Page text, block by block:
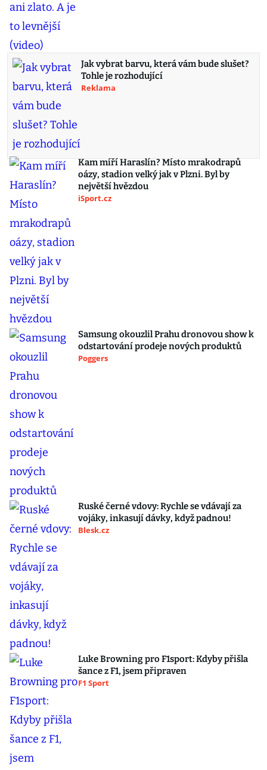
Jak vybrat barvu, která vám bude slušet?
Tohle je rozhodující
Reklama
Kam míří Haraslín? Místo mrakodrapů
oázy, stadion velký jak v Plzni. Byl by
největší hvězdou
iSport.cz
Samsung okouzlil Prahu dronovou show k
odstartování prodeje nových produktů
Poggers
Ruské černé vdovy: Rychle se vdávají za
vojáky, inkasují dávky, když padnou!
Blesk.cz
Luke Browning pro F1sport: Kdyby přišla
šance z F1, jsem připraven
F1 Sport